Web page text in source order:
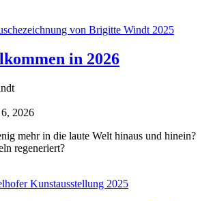
in 2026
2026
mehr in die laute Welt hinaus und hinein?
regeneriert?